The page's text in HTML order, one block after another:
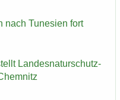
nach Tu­ne­si­en fort
Lan­des­na­tur­schutz­